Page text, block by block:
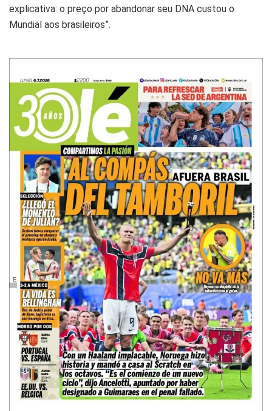
explicativa: o preço por abandonar seu DNA custou o
Mundial aos brasileiros”.